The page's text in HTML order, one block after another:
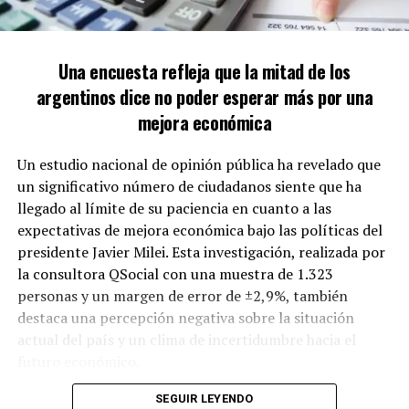
privado” y que el Gobierno tiene recursos limitados para
“Cada uno debe hacerse responsable de sus decisiones,
porque, si yo te ayudo a ti tras haber tomado un mal
crédito, no sé si lo hiciste porque no llegabas a fin de
dólar iba a alcanzar los 3.000”, expresó Caputo.
El ministro también criticó a las entidades financieras,
mencionando que el Gobierno les había advertido que
prestar a tasas cercanas al 10% mensual, mientras los
salarios solo crecían en un 2%, podría generar
incumplimientos por parte de los clientes.
A pesar del deterioro de los indicadores, Caputo
que algunos bancos han comenzado a ofrecer
refinanciaciones con tasas más accesibles.
Una encuesta refleja que la mitad de los
argentinos dice no poder esperar más por una
mejora económica
Un estudio nacional de opinión pública ha revelado que
un significativo número de ciudadanos siente que ha
llegado al límite de su paciencia en cuanto a las
expectativas de mejora económica bajo las políticas del
presidente Javier Milei. Esta investigación, realizada por
la consultora QSocial con una muestra de 1.323
personas y un margen de error de ±2,9%, también
destaca una percepción negativa sobre la situación
actual del país y un clima de incertidumbre hacia el
Según los hallazgos, el 50% de los encuestados declaró
SEGUIR LEYENDO